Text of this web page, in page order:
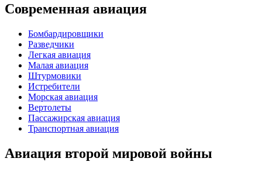
Современная авиация
Бомбардировщики
Разведчики
Легкая авиация
Малая авиация
Штурмовики
Истребители
Морская авиация
Вертолеты
Пассажирская авиация
Транспортная авиация
Авиация второй мировой войны